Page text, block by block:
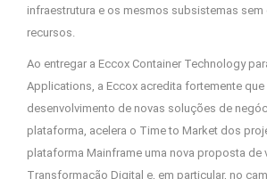
infraestrutura e os mesmos subsistemas
recursos.
Ao entregar a Eccox Container Technology
Applications, a Eccox acredita fortemente que
desenvolvimento de novas soluções de
plataforma, acelera o Time to Market dos
plataforma Mainframe uma nova proposta de
Transformação Digital e, em particular, no